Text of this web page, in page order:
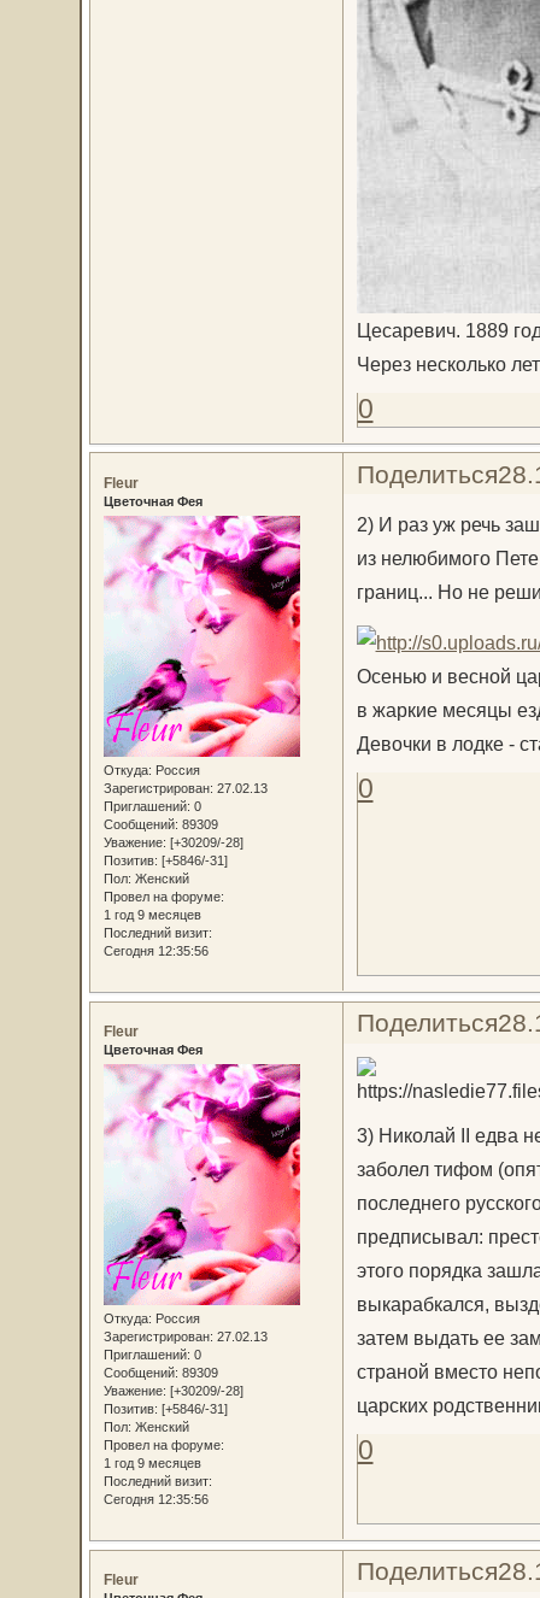
Цесаревич. 1889
Через несколько
0
Поделиться
Fleur
Цветочная Фея
Откуда: Россия
Зарегистрирован: 27.02.13
Приглашений: 0
Сообщений: 89309
Уважение: [+30209/-28]
Позитив: [+5846/-31]
Пол: Женский
Провел на форуме:
1 год 9 месяцев
Последний визит:
Сегодня 12:35:56
2) И раз уж речь
из нелюбимого
границ... Но не
Осенью и весной
в жаркие месяцы
Девочки в лодке -
0
Поделиться
Fleur
Цветочная Фея
Откуда: Россия
Зарегистрирован: 27.02.13
Приглашений: 0
Сообщений: 89309
Уважение: [+30209/-28]
Позитив: [+5846/-31]
Пол: Женский
Провел на форуме:
1 год 9 месяцев
Последний визит:
Сегодня 12:35:56
3) Николай II едва
заболел тифом
последнего
предписывал:
этого порядка
выкарабкался,
затем выдать ее
страной вместо
царских
0
Поделиться
Fleur